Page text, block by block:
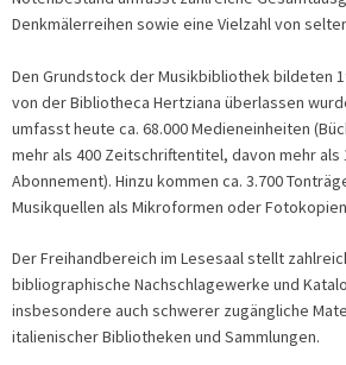
Denkmälerreihen sowie eine Vielzahl von
Den Grundstock der Musikbibliothek bildeten
von der Bibliotheca Hertziana überlassen
umfasst heute ca. 68.000 Medieneinheiten
mehr als 400 Zeitschriftentitel, davon mehr als
Abonnement). Hinzu kommen ca. 3.700
Musikquellen als Mikroformen oder
Der Freihandbereich im Lesesaal stellt
bibliographische Nachschlagewerke und
insbesondere auch schwerer zugängliche
italienischer Bibliotheken und Sammlungen.